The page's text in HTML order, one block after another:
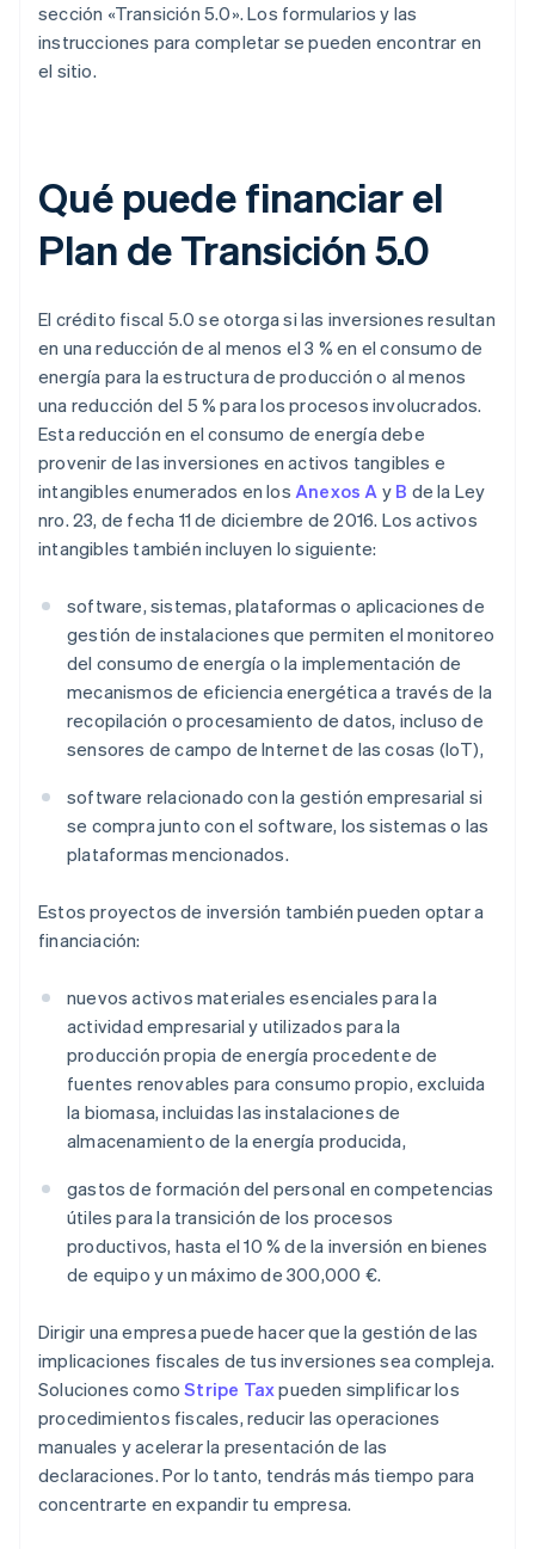
sección «Transición 5.0». Los formularios y las
instrucciones para completar se pueden encontrar en
el sitio.
Qué puede financiar el
Plan de Transición 5.0
El crédito fiscal 5.0 se otorga si las inversiones resultan
en una reducción de al menos el 3 % en el consumo de
energía para la estructura de producción o al menos
una reducción del 5 % para los procesos involucrados.
Esta reducción en el consumo de energía debe
provenir de las inversiones en activos tangibles e
intangibles enumerados en los Anexos A y B de la Ley
nro. 23, de fecha 11 de diciembre de 2016. Los activos
intangibles también incluyen lo siguiente:
software, sistemas, plataformas o aplicaciones de
gestión de instalaciones que permiten el monitoreo
del consumo de energía o la implementación de
mecanismos de eficiencia energética a través de la
recopilación o procesamiento de datos, incluso de
sensores de campo de Internet de las cosas (IoT),
software relacionado con la gestión empresarial si
se compra junto con el software, los sistemas o las
plataformas mencionados.
Estos proyectos de inversión también pueden optar a
financiación:
nuevos activos materiales esenciales para la
actividad empresarial y utilizados para la
producción propia de energía procedente de
fuentes renovables para consumo propio, excluida
la biomasa, incluidas las instalaciones de
almacenamiento de la energía producida,
gastos de formación del personal en competencias
útiles para la transición de los procesos
productivos, hasta el 10 % de la inversión en bienes
de equipo y un máximo de 300,000 €.
Dirigir una empresa puede hacer que la gestión de las
implicaciones fiscales de tus inversiones sea compleja.
Soluciones comoStripe Taxpueden simplificar los
procedimientos fiscales, reducir las operaciones
manuales y acelerar la presentación de las
declaraciones. Por lo tanto, tendrás más tiempo para
concentrarte en expandir tu empresa.